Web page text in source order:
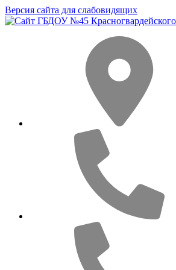
Версия сайта для слабовидящих